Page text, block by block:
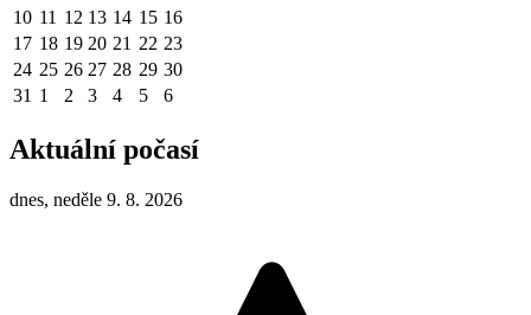
10 11 12 13 14 15 16
17 18 19 20 21 22 23
24 25 26 27 28 29 30
31 1 2 3 4 5 6
Aktuální počasí
dnes, neděle 9. 8. 2026